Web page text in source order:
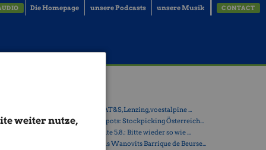
weiter nutze,
Die Homepage unsere Podcasts unsere Musik CONTACT
» ATX-Trends: AT&S, Lenzing, voestalpine ...
» Österreich-Depots: Stockpicking Österreich...
» Börsegeschichte 5.8.: Bitte wieder so wie ...
» Nachlese: Hans Wanovits Barrique de Beurse...